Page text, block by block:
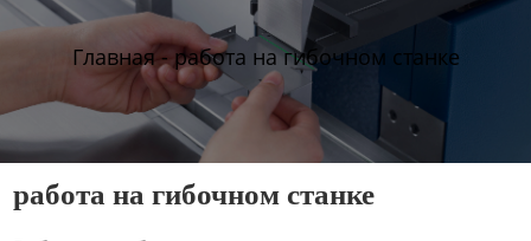
Контактная информация
Главная- работа на гибочном станке
работа на гибочном станке